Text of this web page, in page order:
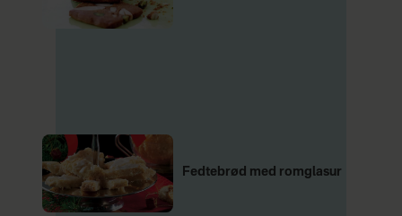
Fedtebrød med romglasur